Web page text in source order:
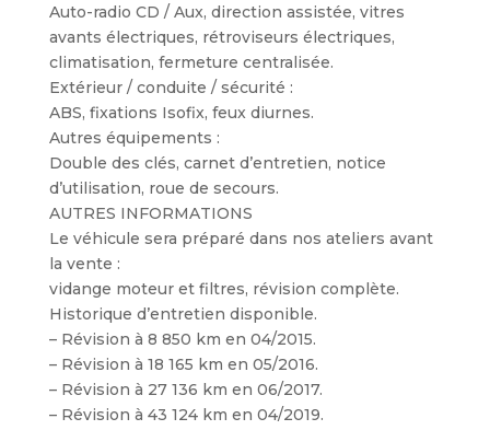
Auto-radio CD / Aux, direction assistée, vitres
avants électriques, rétroviseurs électriques,
climatisation, fermeture centralisée.
Extérieur / conduite / sécurité :
ABS, fixations Isofix, feux diurnes.
Autres équipements :
Double des clés, carnet d’entretien, notice
d’utilisation, roue de secours.
AUTRES INFORMATIONS
Le véhicule sera préparé dans nos ateliers avant
la vente :
vidange moteur et filtres, révision complète.
Historique d’entretien disponible.
– Révision à 8 850 km en 04/2015.
– Révision à 18 165 km en 05/2016.
– Révision à 27 136 km en 06/2017.
– Révision à 43 124 km en 04/2019.